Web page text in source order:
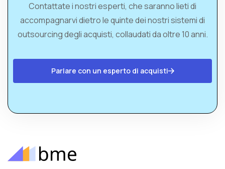
Contattate i nostri esperti, che saranno lieti di
accompagnarvi dietro le quinte dei nostri sistemi di
outsourcing degli acquisti, collaudati da oltre 10 anni.
Parlare con un esperto di acquisti